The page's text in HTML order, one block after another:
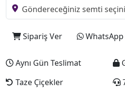
Sipariş Ver
Aynı Gün Teslimat
Taze Çiçekler